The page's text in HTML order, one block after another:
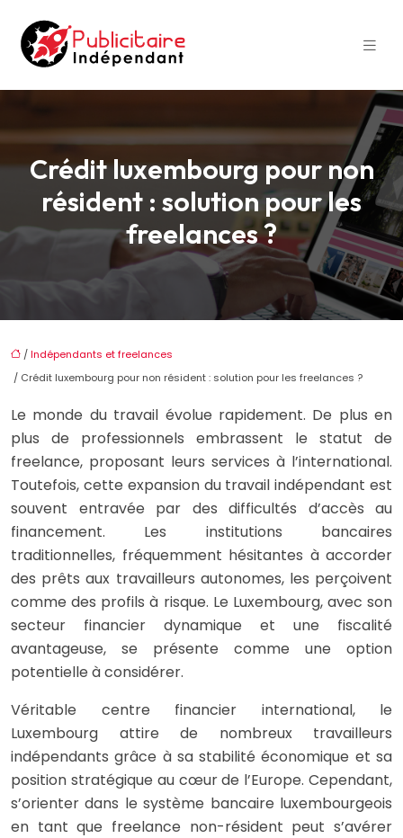
Crédit luxembourg pour non
résident : solution pour les
freelances ?
/Indépendants et freelances
/ Crédit luxembourg pour non résident : solution pour les freelances ?
Le monde du travail évolue rapidement. De plus en
plus de professionnels embrassent le statut de
freelance, proposant leurs services à l’international.
Toutefois, cette expansion du travail indépendant est
souvent entravée par des difficultés d’accès au
financement. Les institutions bancaires
traditionnelles, fréquemment hésitantes à accorder
des prêts aux travailleurs autonomes, les perçoivent
comme des profils à risque. Le Luxembourg, avec son
secteur financier dynamique et une fiscalité
avantageuse, se présente comme une option
potentielle à considérer.
Véritable centre financier international, le
Luxembourg attire de nombreux travailleurs
indépendants grâce à sa stabilité économique et sa
position stratégique au cœur de l’Europe. Cependant,
s’orienter dans le système bancaire luxembourgeois
en tant que freelance non-résident peut s’avérer